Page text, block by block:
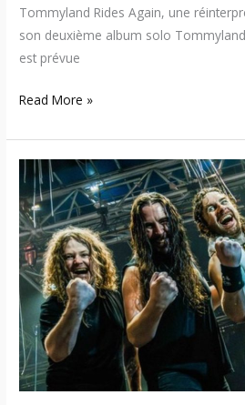
Tommyland Rides Again, une
son deuxième album solo
est prévue
Read More »
Airbourne
annonce
la
sortie
du
nouvel
album
éponyme
et
dévoile
un